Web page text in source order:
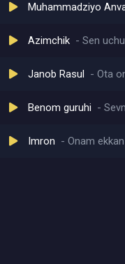
Muhammadziyo
Azimchik Sen
Janob Rasul Ota
Benom guruhi
Imron Onam ekkan